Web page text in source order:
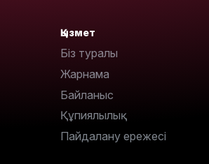
Қызмет
Біз туралы
Жарнама
Байланыс
Құпиялылық
Пайдалану ережесі